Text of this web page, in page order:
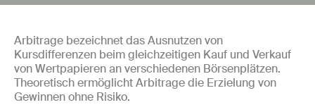
Arbitrage bezeichnet das Ausnutzen von
Kursdifferenzen beim gleichzeitigen Kauf und Verkauf
von Wertpapieren an verschiedenen Börsenplätzen.
Theoretisch ermöglicht Arbitrage die Erzielung von
Gewinnen ohne Risiko.